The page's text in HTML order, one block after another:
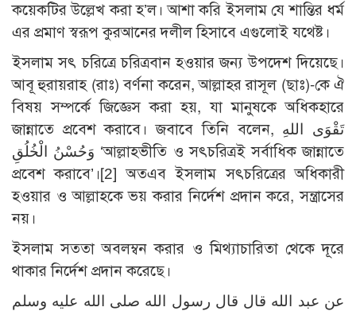
কয়েকটির উল্লেখ করা হ’ল। আশা করি ইসলাম যে শান্তির ধর্ম
এর প্রমাণ স্বরূপ কুরআনের দলীল হিসাবে এগুলোই যথেষ্ট।
ইসলাম সৎ চরিত্রে চরিত্রবান হওয়ার জন্য উপদেশ দিয়েছে।
আবূ হুরায়রাহ (রাঃ) বর্ণনা করেন, আল্লাহর রাসূল (ছাঃ)-কে ঐ
বিষয় সম্পর্কে জিজ্ঞেস করা হয়, যা মানুষকে অধিকহারে
জান্নাতে প্রবেশ করাবে। জবাবে তিনি বলেন, تَقْوَى اللهِ
وَحُسْنُ الْخُلُقِ ‘আল্লাহভীতি ও সৎচরিত্রই সর্বাধিক জান্নাতে
প্রবেশ করাবে’।[2] অতএব ইসলাম সৎচরিত্রের অধিকারী
হওয়ার ও আল্লাহকে ভয় করার নির্দেশ প্রদান করে, সন্ত্রাসের
নয়।
ইসলাম সততা অবলম্বন করার ও মিথ্যাচারিতা থেকে দূরে
থাকার নির্দেশ প্রদান করেছে।
عن عبد الله قال قال رسول الله صلى الله عليه وسلم